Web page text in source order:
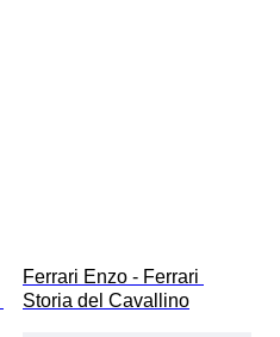
Ferrari Enzo - Ferrari
Storia del Cavallino